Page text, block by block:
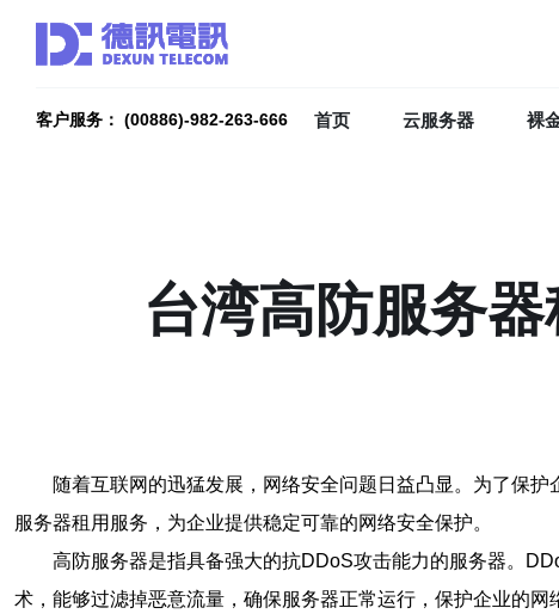
客户服务： (00886)-982-263-666 首页 云服务器 裸
台湾高防服务
随着互联网的迅猛发展，网络安全问题日益凸显。为了保
服务器租用服务，为企业提供稳定可靠的网络安全保护。
高防服务器是指具备强大的抗DDoS攻击能力的服务器。
术，能够过滤掉恶意流量，确保服务器正常运行，保护企业的网